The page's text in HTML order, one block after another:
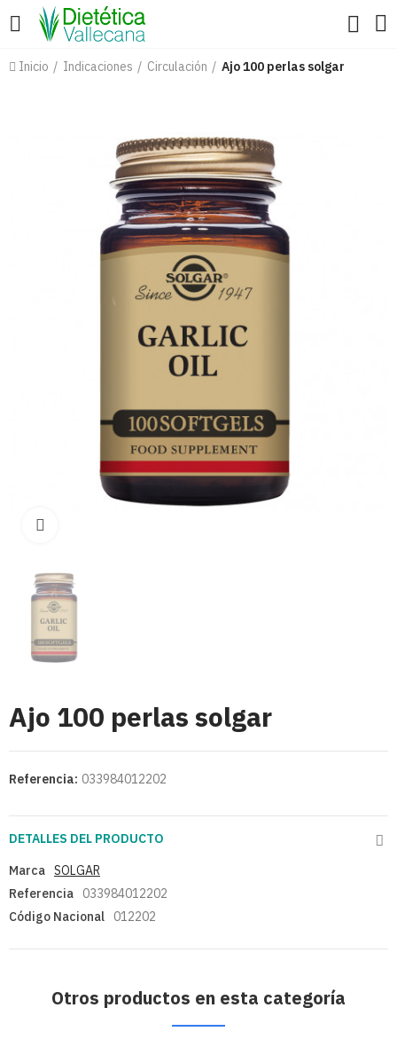
Inicio Indicaciones Circulación Ajo 100 perlas solgar
Ajo 100 perlas solgar
Referencia: 033984012202
DETALLES DEL PRODUCTO
Marca SOLGAR
Referencia
033984012202
Código Nacional
012202
Otros productos en esta categoría